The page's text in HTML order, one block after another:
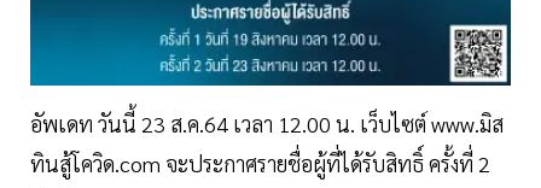
อัพเดท วันนี้ 23 ส.ค.64 เวลา 12.00 น. เว็บไซต์ www.มิส
ทินสู้โควิด.com จะประกาศรายชื่อผู้ที่ได้รับสิทธิ์ ครั้งที่ 2